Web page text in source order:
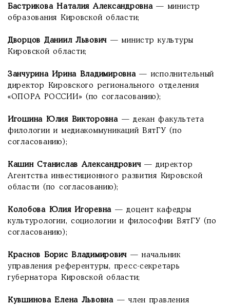
Бастрикова Наталия Александровна— министр
образования Кировской области;
Дворцов Даниил Львович — министр культуры
Кировской области;
Занчурина Ирина Владимировна— исполнительный
директор Кировского регионального отделения
«ОПОРА РОССИИ» (по согласованию);
Игошина Юлия Викторовна— декан факультета
филологии и медиакоммуникаций ВятГУ (по
согласованию);
Кашин Станислав Александрович— директор
Агентства инвестиционного развития Кировской
области (по согласованию);
Колобова Юлия Игоревна — доцент кафедры
культурологии, социологии и философии ВятГУ (по
согласованию);
Краснов Борис Владимирович — начальник
управления референтуры, пресс-секретарь
губернатора Кировской области;
Кувшинова Елена Львовна— член правления